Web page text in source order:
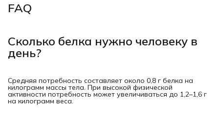
FAQ
Сколько белка нужно человеку в
день?
Средняя потребность составляет около 0,8 г белка на
килограмм массы тела. При высокой физической
активности потребность может увеличиваться до 1,2–1,6 г
на килограмм веса.